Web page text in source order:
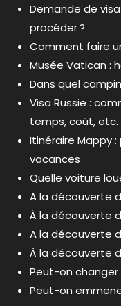
Demande de
procéder ?
Comment faire
Musée Vatican :
Dans quel
Visa Russie :
temps, coût, etc.
Itinéraire Mappy
vacances
Quelle voiture
A la découverte
À la découverte
A la découverte
À la découverte
Peut-on changer
Peut-on